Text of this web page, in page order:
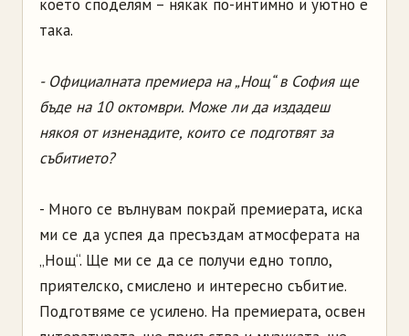
което споделям – някак по-интимно и уютно е
така.
- Официалната премиера на „Нощ“ в София ще
бъде на 10 октомври. Може ли да издадеш
някоя от изненадите, които се подготвят за
събитието?
- Много се вълнувам покрай премиерата, иска
ми се да успея да пресъздам атмосферата на
„Нощ“. Ще ми се да се получи едно топло,
приятелско, смислено и интересно събитие.
Подготвяме се усилено. На премиерата, освен